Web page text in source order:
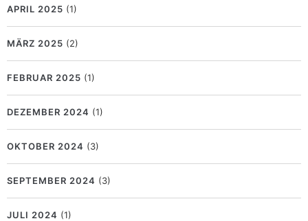
APRIL 2025 (1)
MÄRZ 2025 (2)
FEBRUAR 2025 (1)
DEZEMBER 2024 (1)
OKTOBER 2024 (3)
SEPTEMBER 2024 (3)
JULI 2024 (1)